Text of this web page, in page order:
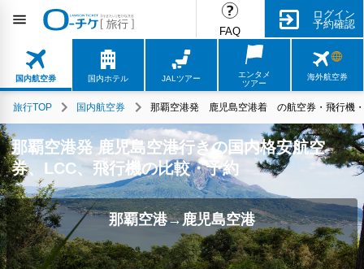
FAQ
ログイン
予約確認
国内航空券 国内ホテル JALツアー
エンタメ
ツアー
海外航空券
旅行TOP 国内航空券 那覇空港発 鹿児島空港着 の航空券・飛行機
那覇空港発 鹿児島空港行きの国内格安航空
券、LCC、飛行機の比較・予約
那覇空港→鹿児島空港